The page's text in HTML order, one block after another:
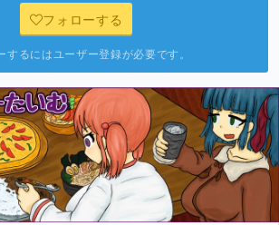
フォローする
するにはユーザー登録が必要です。